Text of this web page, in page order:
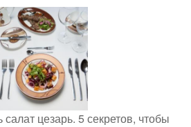
салат цезарь. 5 секретов, чтобы